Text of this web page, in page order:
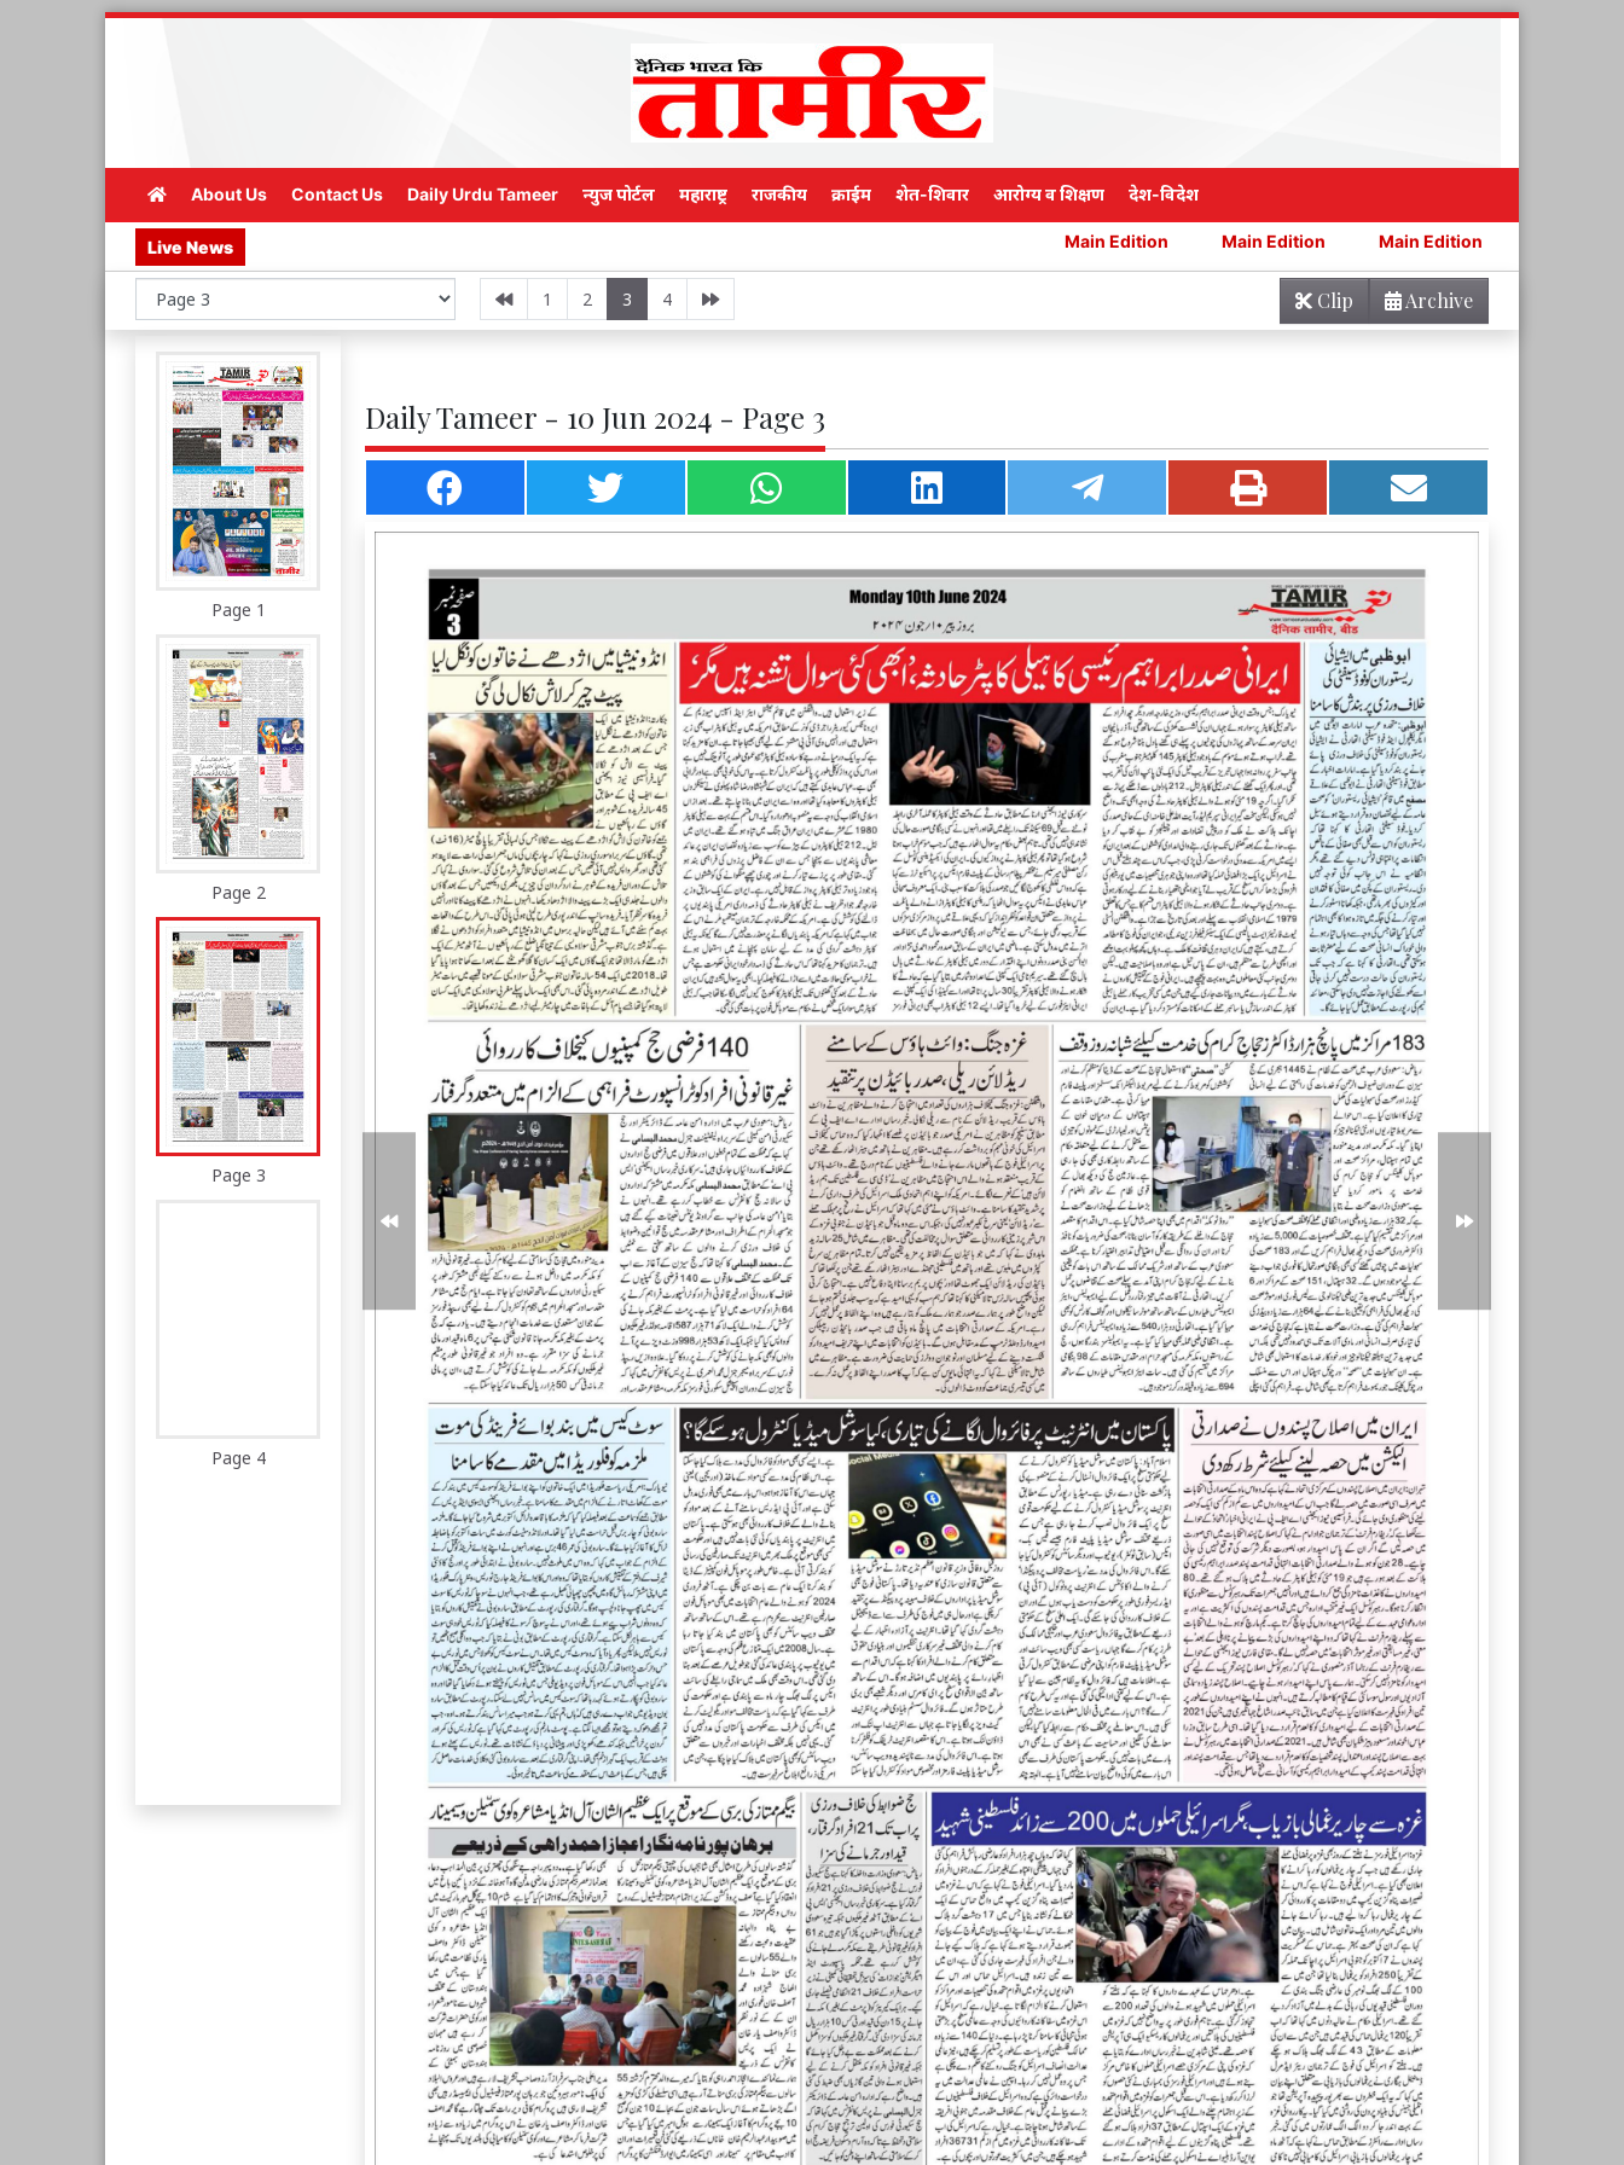
About Us Contact Us Daily Urdu Tameer न्युज पोर्टल महाराष्ट्र राजकीय क्राईम शेत-शिवार आरोग्य व शिक्षण देश-विदेश
Live News Main Edition Main Edition Main Edition
1 2 3 4 Archive
Clip
Page 1
Page 2
Page 3
Page 4
Daily Tameer - 10 Jun 2024 - Page 3